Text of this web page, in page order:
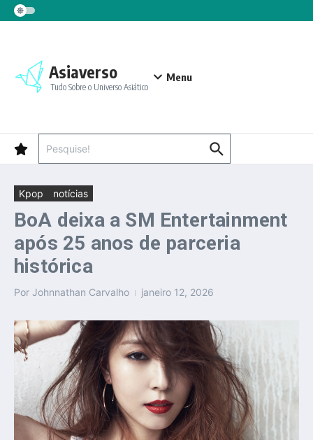
Ir para o conteúdo
Asiaverso
Tudo Sobre o Universo Asiático
Menu
Kpop notícias
BoA deixa a SM Entertainment
após 25 anos de parceria
histórica
Por Johnnathan Carvalho janeiro 12, 2026